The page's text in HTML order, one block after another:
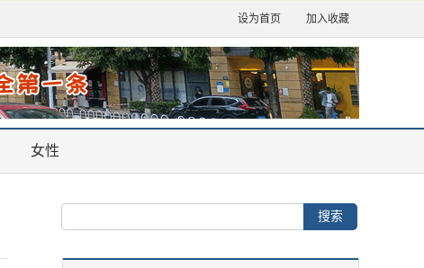
设为首页 加入收藏
女性